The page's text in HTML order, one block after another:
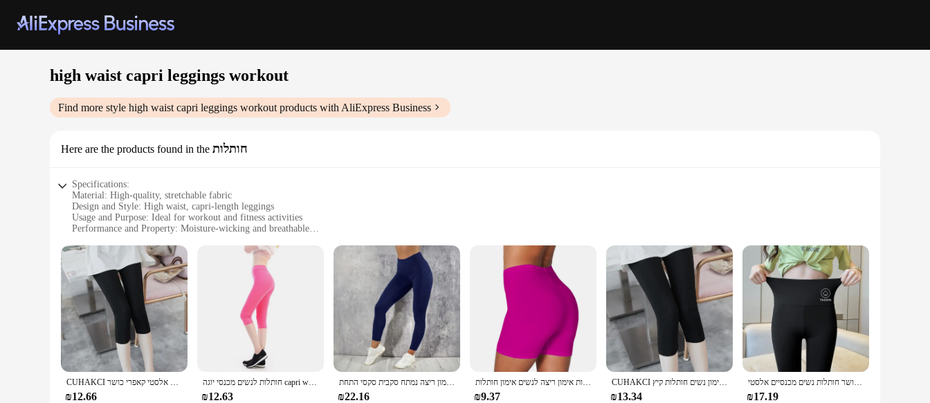
high waist capri leggings workout
Find more style high waist capri leggings workout products with AliExpress Business
Here are the products found in the חותלות
Specifications:
Material: High-quality, stretchable fabric
Design and Style: High waist, capri-length leggings
Usage and Purpose: Ideal for workout and fitness activities
Performance and Property: Moisture-wicking and breathable
Parts and Accessories: None
Features:
|Vendors|
**Unmatched Comfort and Fit**
The high waist capri leggings workout set is designed to provide unparalleled comfort and support during your fitness routine. The high waist design offers a flattering silhouette, while the capri length
provides coverage without restricting movement. These leggings are crafted from a stretchable, high-quality fabric that moves with you, ensuring maximum comfort during any workout. The
moisture-wicking and breathable properties keep you cool and dry, making them perfect for intense training sessions.
**Versatile and Stylish**
These leggings are not just about performance; they're also about style. The sleek design and neutral color palette make them versatile enough to wear to the gym or as a casual outfit. The high waist
capri leggings workout set is a must-have for anyone looking for a comfortable, functional, and stylish addition to their wardrobe. Whether you're hitting the gym, running errands, or just lounging at
home, these leggings will keep you looking and feeling your best.
CUHAKCI אלסטי קאפרי כושר Leggins אימון נשים חותלות קיץ Balck Jegging גבוהה מותניים Mujer מוצק
₪12.66
חותלות לנשים מכנסי יוגה capri wisted עם כיסים לנשים מכנסי יוגה אימון קפורי
₪12.63
יוגה כושר נשים חותלות ממותניים גבוה עם כיס כושר אימון ריצה נמתח סקבית סקסי התחת
₪22.16
גבוה המותניים לדחוף את כושר חותלות יבול רחב המותניים רכיבה על אופניים קצר חותלות אימון ריצה לנשים אימון חותלות
₪9.37
CUHAKCI אימון נשים חותלות קיץ Balck Jegging גבוה מותניים אלסטי קאפרי כושר צועד Mujer מוצק
₪13.34
נשים גבוהה ויתור חלק חותלות ספורט ספורט כושר יוגה מכנסיים כושר חותלות נשים מכנסיים אלסטי
₪17.19